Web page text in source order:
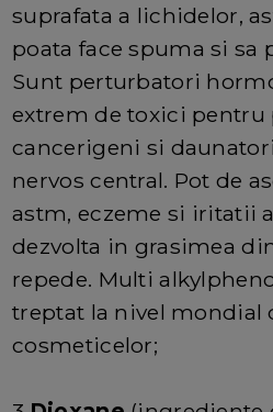
suprafata a lichidelor,
poata face spuma si sa
Sunt perturbatori
extrem de toxici pentru
cancerigeni si
nervos central. Pot de
astm, eczeme si iritatii
dezvolta in grasimea
repede. Multi
treptat la nivel mondial
cosmeticelor;